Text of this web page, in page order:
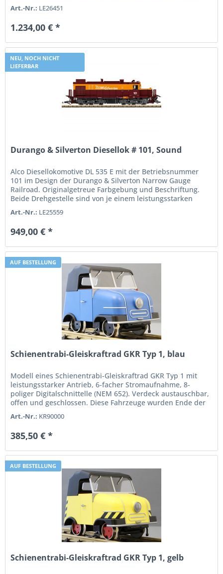
Art.-Nr.: LE26451
1.234,00 € *
NEU, NOCH NICHT
LIEFERBAR
Durango & Silverton Diesellok # 101, Sound
Alco Diesellokomotive DL 535 E mit der Betriebsnummer
101 im Design der Durango & Silverton Narrow Gauge
Railroad. Originalgetreue Farbgebung und Beschriftung.
Beide Drehgestelle sind von je einem leistungsstarken
Art.-Nr.: LE25559
949,00 € *
AUF BESTELLUNG
Schienentrabi-Gleiskraftrad GKR Typ 1, blau
Modell eines Schienentrabi-Gleiskraftrad GKR Typ 1 mit
leistungsstarker Antrieb, 6-facher Stromaufnahme, 8-
poliger Digitalschnittelle (NEM 652). Verdeck austauschbar,
offen und geschlossen. Diese Fahrzeuge wurden Ende der
Art.-Nr.: KR90000
385,50 € *
AUF BESTELLUNG
Schienentrabi-Gleiskraftrad GKR Typ 1, gelb